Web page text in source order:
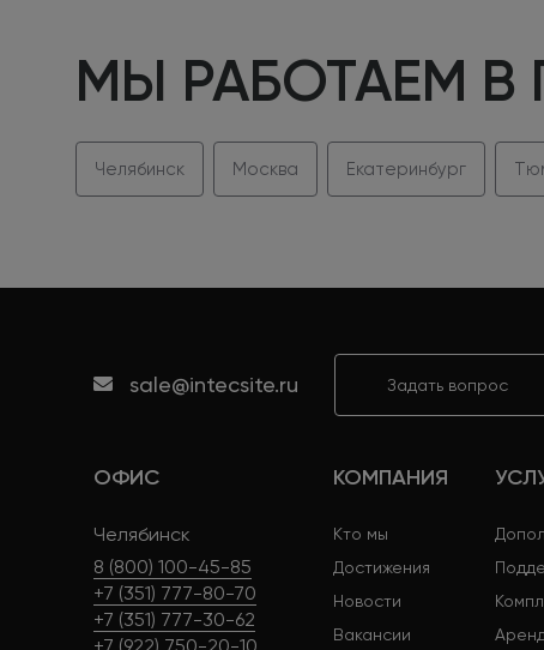
МЫ РАБОТАЕМ В
Челябинск Москва Екатеринбург
sale@intecsite.ru Задать вопрос
ОФИС
Челябинск
8 (800) 100-45-85
+7 (351) 777-80-70
+7 (351) 777-30-62
+7 (922) 750-20-10
КОМПАНИЯ
Кто мы
Достижения
Новости
Вакансии